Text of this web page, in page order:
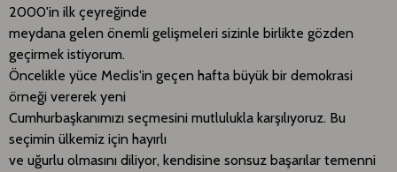
2000'in ilk çeyreğinde
meydana gelen önemli gelişmeleri sizinle birlikte gözden
geçirmek istiyorum.
Öncelikle yüce Meclis'in geçen hafta büyük bir demokrasi
örneği vererek yeni
Cumhurbaşkanımızı seçmesini mutlulukla karşılıyoruz. Bu
seçimin ülkemiz için hayırlı
ve uğurlu olmasını diliyor, kendisine sonsuz başarılar temenni